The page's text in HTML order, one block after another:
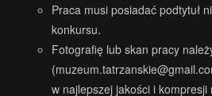
Praca musi posiadać podtytuł
konkursu.
Fotografię lub skan pracy
(
w najlepszej jakości i